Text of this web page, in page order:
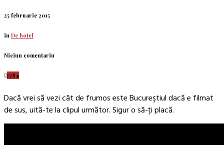
25 februarie 2015
in De hotel
Niciun comentariu
1784
Dacă vrei să vezi cât de frumos este Bucureştiul dacă e filmat
de sus, uită-te la clipul următor. Sigur o să-ţi placă.